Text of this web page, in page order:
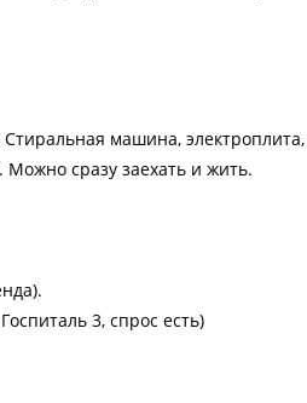
машина,
сразу заехать и жить.
3, спрос есть)